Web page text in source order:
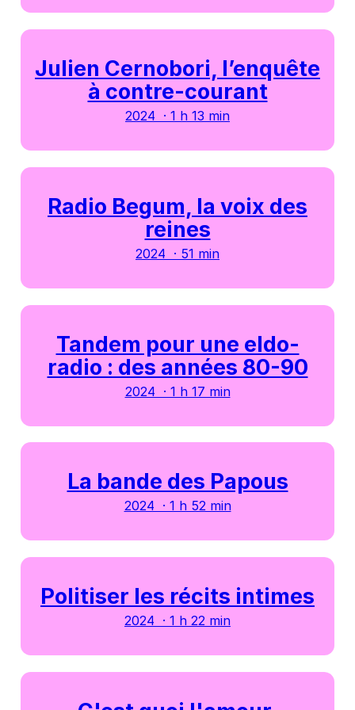
Julien Cernobori, l’enquête
à contre-courant
2024 · 1 h 13 min
Radio Begum, la voix des
reines
2024 · 51 min
Tandem pour une eldo-
radio : des années 80-90
2024 · 1 h 17 min
La bande des Papous
2024 · 1 h 52 min
Politiser les récits intimes
2024 · 1 h 22 min